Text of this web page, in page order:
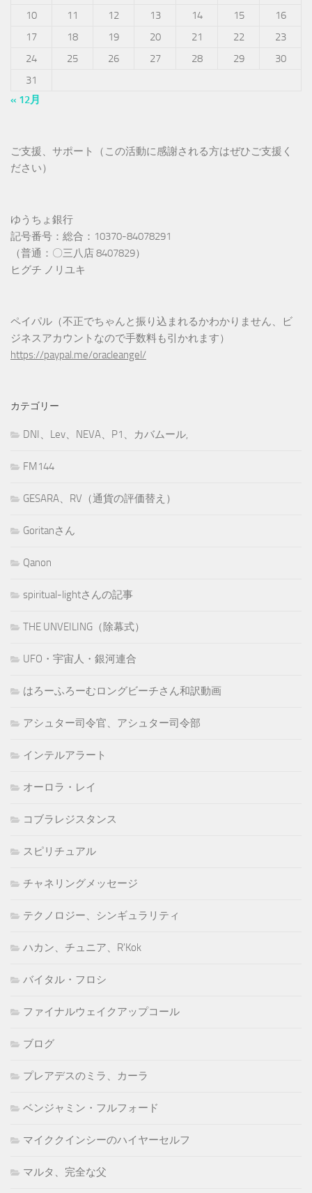
10
11 12 13 14 15
16
17
18 19 20 21 22
23
24
25 26 27 28 29
30
31
« 12月
ご支援、サポート（この活動に感謝される方はぜひご支援く
ださい）
ゆうちょ銀行
記号番号：総合：10370-84078291
（普通：〇三八店 8407829）
ヒグチ ノリユキ
ペイパル（不正でちゃんと振り込まれるかわかりません、ビ
ジネスアカウントなので手数料も引かれます）
https://paypal.me/oracleangel/
カテゴリー
DNI、Lev、NEVA、P1、カバムール,
FM144
GESARA、RV（通貨の評価替え）
Goritanさん
Qanon
spiritual-lightさんの記事
THE UNVEILING（除幕式）
UFO・宇宙人・銀河連合
はろーふろーむロングビーチさん和訳動画
アシュター司令官、アシュター司令部
インテルアラート
オーロラ・レイ
コブラレジスタンス
スピリチュアル
チャネリングメッセージ
テクノロジー、シンギュラリティ
ハカン、チュニア、R'Kok
バイタル・フロシ
ファイナルウェイクアップコール
ブログ
プレアデスのミラ、カーラ
ベンジャミン・フルフォード
マイククインシーのハイヤーセルフ
マルタ、完全な父